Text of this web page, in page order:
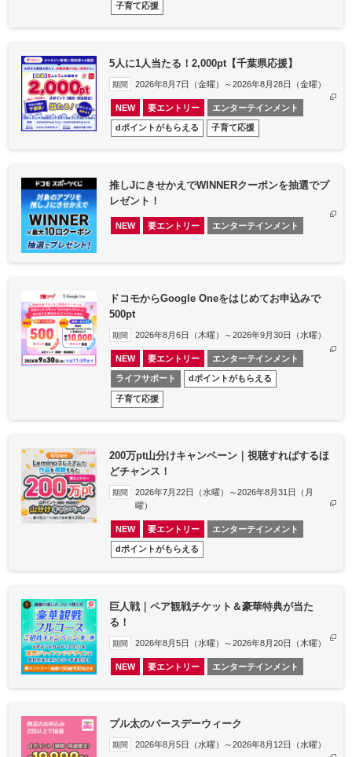
子育て応援
5人に1人当たる！2,000pt【千葉県応援】
期間 2026年8月7日（金曜）～2026年8月28日（金曜）
NEW 要エントリー エンターテインメント
dポイントがもらえる 子育て応援
推しJにきせかえでWINNERクーポンを抽選でプ
レゼント！
NEW 要エントリー エンターテインメント
ドコモからGoogle Oneをはじめてお申込みで
500pt
期間 2026年8月6日（木曜）～2026年9月30日（水曜）
NEW 要エントリー エンターテインメント
ライフサポート dポイントがもらえる
子育て応援
200万pt山分けキャンペーン｜視聴すればするほ
どチャンス！
期間
2026年7月22日（水曜）～2026年8月31日（月
曜）
NEW 要エントリー エンターテインメント
dポイントがもらえる
巨人戦｜ペア観戦チケット＆豪華特典が当た
る！
期間 2026年8月5日（水曜）～2026年8月20日（木曜）
NEW 要エントリー エンターテインメント
プル太のバースデーウィーク
期間 2026年8月5日（水曜）～2026年8月12日（水曜）